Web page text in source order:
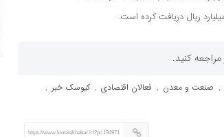
مراجعه کنید.
, صنعت و معدن , فعالان اقتصادی , کیوسک خبر ,
https://www.kioskekhabar.ir/?p=194971